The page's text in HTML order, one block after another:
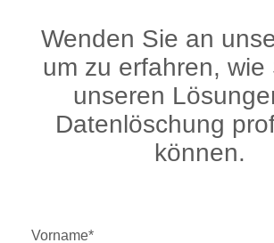
Wenden Sie an
um zu erfahren, wie
unseren
Datenlöschung
können.
Vorname*